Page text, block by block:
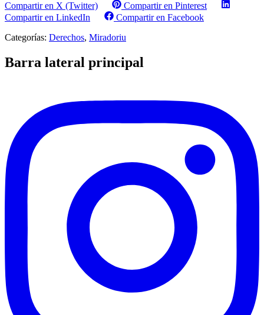
Compartir en X (Twitter)
Compartir en Pinterest
Compartir en LinkedIn
Compartir en Facebook
Categorías: Derechos, Miradoriu
Barra lateral principal